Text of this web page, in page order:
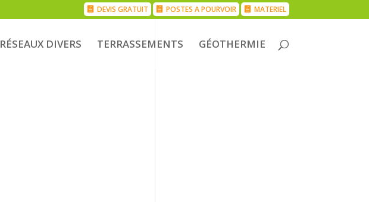
DEVIS GRATUIT POSTES A POURVOIR MATERIEL
RÉSEAUX DIVERS TERRASSEMENTS GÉOTHERMIE